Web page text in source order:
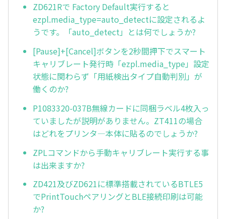
ZD621Rで Factory Default実行すると
ezpl.media_type=auto_detectに設定されるよ
うです。「auto_detect」とは何でしょうか?
[Pause]+[Cancel]ボタンを2秒間押下でスマート
キャリブレート発行時「ezpl.media_type」設定
状態に関わらず「用紙検出タイプ自動判別」が
働くのか?
P1083320-037B無線カードに同梱ラベル4枚入っ
ていましたが説明がありません。ZT411の場合
はどれをプリンタ—本体に貼るのでしょうか?
ZPLコマンドから手動キャリブレート実行する事
は出来ますか?
ZD421及びZD621に標準搭載されているBTLE5
でPrintTouchペアリングとBLE接続印刷は可能
か?